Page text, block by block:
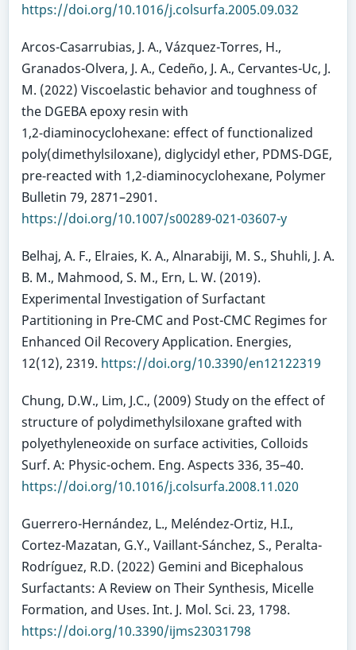
https://doi.org/10.1016/j.colsurfa.2005.09.032
Arcos-Casarrubias, J. A., Vázquez-Torres, H.,
Granados-Olvera, J. A., Cedeño, J. A., Cervantes-Uc, J.
M. (2022) Viscoelastic behavior and toughness of
the DGEBA epoxy resin with
1,2‑diaminocyclohexane: effect of functionalized
poly(dimethylsiloxane), diglycidyl ether, PDMS‑DGE,
pre‑reacted with 1,2‑diaminocyclohexane, Polymer
Bulletin 79, 2871–2901.
https://doi.org/10.1007/s00289-021-03607-y
Belhaj, A. F., Elraies, K. A., Alnarabiji, M. S., Shuhli, J. A.
B. M., Mahmood, S. M., Ern, L. W. (2019).
Experimental Investigation of Surfactant
Partitioning in Pre-CMC and Post-CMC Regimes for
Enhanced Oil Recovery Application. Energies,
12(12), 2319. https://doi.org/10.3390/en12122319
Chung, D.W., Lim, J.C., (2009) Study on the effect of
structure of polydimethylsiloxane grafted with
polyethyleneoxide on surface activities, Colloids
Surf. A: Physic-ochem. Eng. Aspects 336, 35–40.
https://doi.org/10.1016/j.colsurfa.2008.11.020
Guerrero-Hernández, L., Meléndez-Ortiz, H.I.,
Cortez-Mazatan, G.Y., Vaillant-Sánchez, S., Peralta-
Rodríguez, R.D. (2022) Gemini and Bicephalous
Surfactants: A Review on Their Synthesis, Micelle
Formation, and Uses. Int. J. Mol. Sci. 23, 1798.
https://doi.org/10.3390/ijms23031798